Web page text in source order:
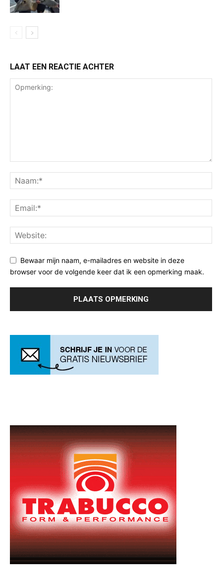
LAAT EEN REACTIE ACHTER
Bewaar mijn naam, e-mailadres en website in deze
browser voor de volgende keer dat ik een opmerking maak.